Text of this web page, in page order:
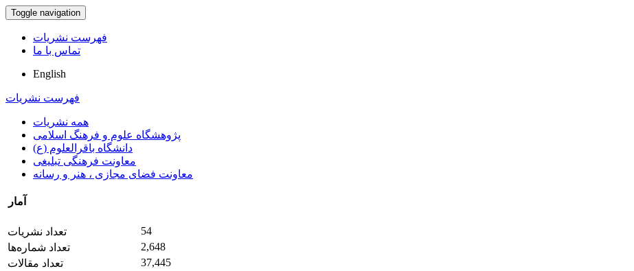
Toggle navigation
فهرست نشریات
تماس با ما
English
فهرست نشریات
همه نشریات
پژوهشگاه علوم و فرهنگ اسلامی
دانشگاه باقرالعلوم (ع)
معاونت فرهنگی تبلیغی
معاونت فضای مجازی ، هنر و رسانه
آمار
تعداد نشریات
54
تعداد شماره‌ها
2,648
تعداد مقالات
37,445